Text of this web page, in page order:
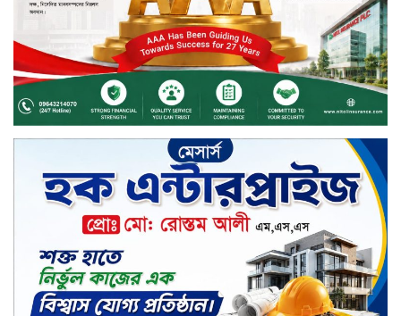
২০২৯ সালের মধ্যে বাংলাদেশের
সবচেয়ে বিশ্বস্ত, টেকসই ও ক্যাশলেস
ব্যাংক হওয়ার লক্ষ্য নিয়ে ‘ভিশন ২০২৯’
উন্মোচন করল কমিউনিটি ব্যাংক
বাংলাদেশ পিএলসি
শিক্ষার্থীদের জন্য দারাজে এক্সক্লুসিভ
ডিসকাউন্ট নিয়ে আসছে রিয়েলমি
সি১০০এক্স
পরিবারের কাছে কিশোরের কান্নাজড়িত
কণ্ঠ শোনিয়ে ১২ লাখ টাকা মুক্তিপণ
দাবি, টাকা না পেয়ে শ্বাসরোধে হত্যা—
আলোচিত রাফিজ হত্যা মামলার অন্যতম
আসামি গাজীপুর থেকে গ্রেফতার
নড়াইলে বিএনপির ৬ নেতার
বহিষ্কারাদেশ প্রত্যাহার